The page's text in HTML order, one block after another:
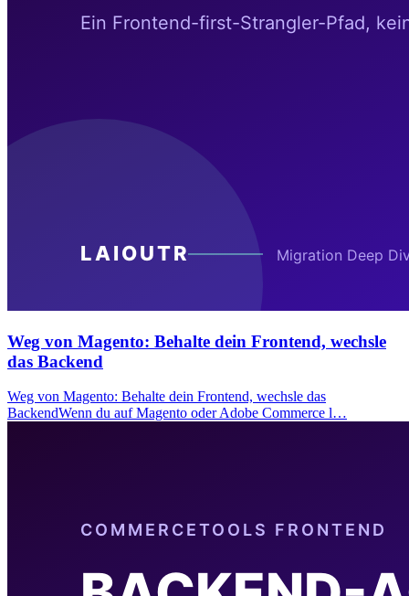
Weg von Magento: Behalte dein Frontend, wechsle
das Backend
Weg von Magento: Behalte dein Frontend, wechsle das
BackendWenn du auf Magento oder Adobe Commerce l…